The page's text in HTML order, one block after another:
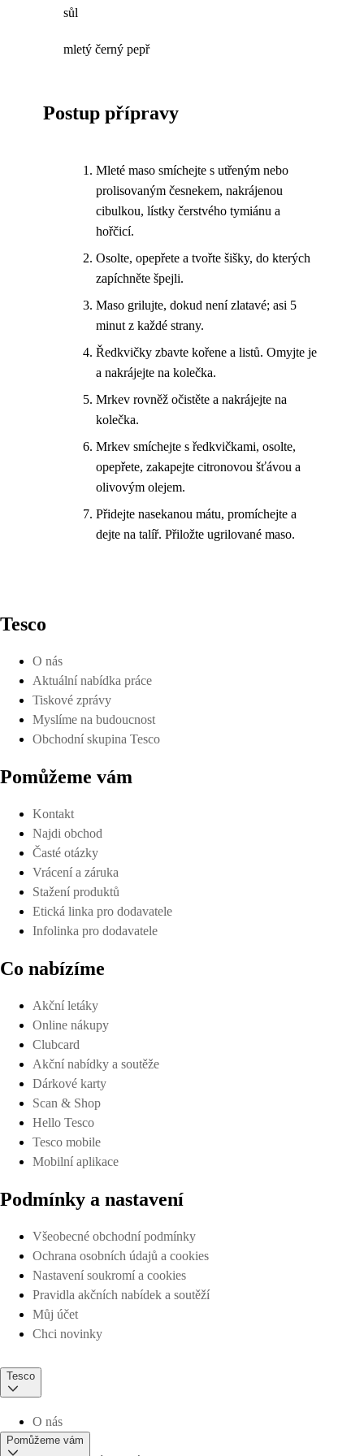
sůl
mletý černý pepř
Postup přípravy
Mleté maso smíchejte s utřeným nebo
prolisovaným česnekem, nakrájenou
cibulkou, lístky čerstvého tymiánu a
hořčicí.
Osolte, opepřete a tvořte šišky, do kterých
zapíchněte špejli.
Maso grilujte, dokud není zlatavé; asi 5
minut z každé strany.
Ředkvičky zbavte kořene a listů. Omyjte je
a nakrájejte na kolečka.
Mrkev rovněž očistěte a nakrájejte na
kolečka.
Mrkev smíchejte s ředkvičkami, osolte,
opepřete, zakapejte citronovou šťávou a
olivovým olejem.
Přidejte nasekanou mátu, promíchejte a
dejte na talíř. Přiložte ugrilované maso.
Tesco
O nás
Aktuální nabídka práce
Tiskové zprávy
Myslíme na budoucnost
Obchodní skupina Tesco
Pomůžeme vám
Kontakt
Najdi obchod
Časté otázky
Vrácení a záruka
Stažení produktů
Etická linka pro dodavatele
Infolinka pro dodavatele
Co nabízíme
Akční letáky
Online nákupy
Clubcard
Akční nabídky a soutěže
Dárkové karty
Scan & Shop
Hello Tesco
Tesco mobile
Mobilní aplikace
Podmínky a nastavení
Všeobecné obchodní podmínky
Ochrana osobních údajů a cookies
Nastavení soukromí a cookies
Pravidla akčních nabídek a soutěží
Můj účet
Chci novinky
Tesco
O nás
Pomůžeme vám